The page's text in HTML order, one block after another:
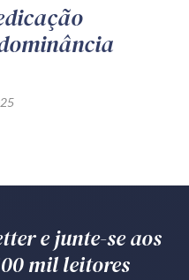
e junte-se aos
mil leitores